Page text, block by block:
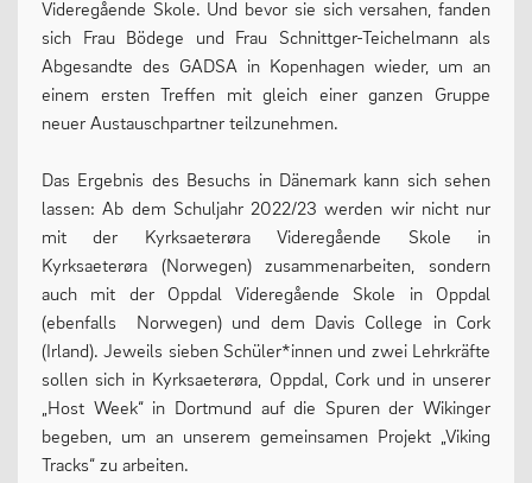
13plus Nachmittagsangebot
Austausche und Fahrten
Beratung
Menschen und Werke des Monats
LERNEN
Fächer
Erprobungsstufe
Videregående Skole. Und bevor sie sich versahen, fanden
sich Frau Bödege und Frau Schnittger-Teichelmann als
Abgesandte des GADSA in Kopenhagen wieder, um an
einem ersten Treffen mit gleich einer ganzen Gruppe
neuer Austauschpartner teilzunehmen.
Das Ergebnis des Besuchs in Dänemark kann sich sehen
lassen: Ab dem Schuljahr 2022/23 werden wir nicht nur
mit der Kyrksaeterøra Videregående Skole in
Kyrksaeterøra (Norwegen) zusammenarbeiten, sondern
auch mit der Oppdal Videregående Skole in Oppdal
(ebenfalls Norwegen) und dem Davis College in Cork
(Irland). Jeweils sieben Schüler*innen und zwei Lehrkräfte
sollen sich in Kyrksaeterøra, Oppdal, Cork und in unserer
„Host Week“ in Dortmund auf die Spuren der Wikinger
begeben, um an unserem gemeinsamen Projekt „Viking
Tracks“ zu arbeiten.